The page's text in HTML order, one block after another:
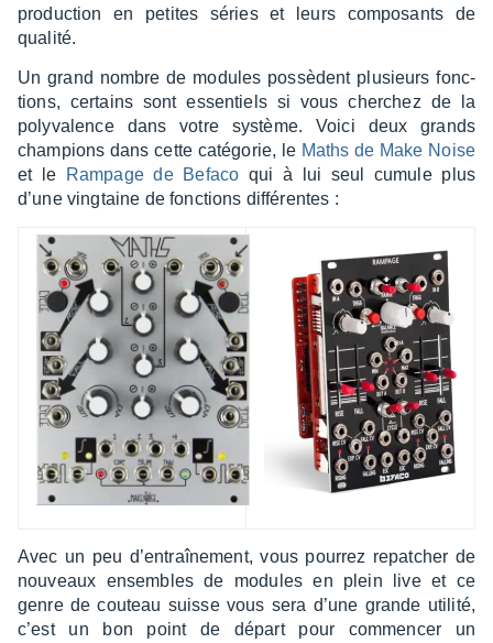
produc­tion en petites séries et leurs compo­sants de
qualité.
Un grand nombre de modules possèdent plusieurs fonc­
tions, certains sont essen­tiels si vous cher­chez de la
poly­va­lence dans votre système. Voici deux grands
cham­pions dans cette caté­go­rie, le Maths de Make Noise
et le
Rampage de Befaco qui à lui seul cumule plus
d’une ving­taine de fonc­tions diffé­rentes :
Avec un peu d’en­traî­ne­ment, vous pour­rez repat­cher de
nouveaux ensembles de modules en plein live et ce
genre de couteau suisse vous sera d’une grande utilité,
c’est un bon point de départ pour commen­cer un